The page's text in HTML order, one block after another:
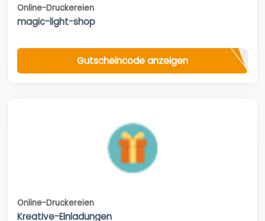
Online-Druckereien
magic-light-shop
Gutscheincode anzeigen
Online-Druckereien
Kreative-Einladungen